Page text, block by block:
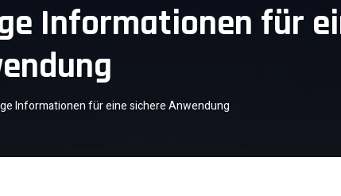
Informationen für
Informationen für eine sichere Anwendung